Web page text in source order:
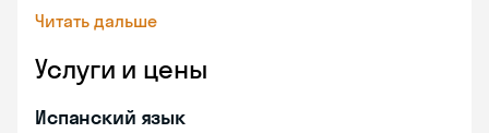
Читать дальше
Услуги и цены
Испанский язык